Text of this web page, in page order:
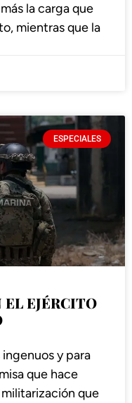
la carga que
mientras que la
ESPECIALES
EL EJÉRCITO
ingenuos y para
que hace
que